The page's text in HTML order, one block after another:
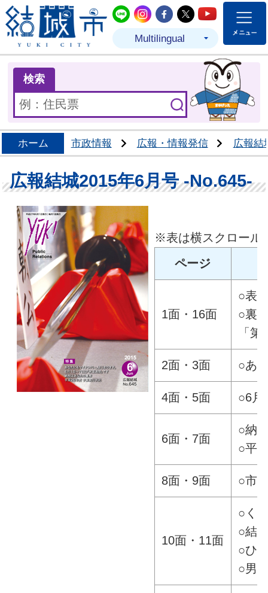
結城市公式LINE
結城市公式Instagram
結城市公式
結城市公式
結城市
Multilingual
検索
ホーム 市政情報 広報・情報発信 広報結
広報結城2015年6月号 -No.645-
※表は横スクロール
ページ
1面・16面
○表
○裏
「
2面・3面 ○あ
4面・5面 ○6月
6面・7面
○納
○平
8面・9面 ○市
10面・11面
○く
○結
○ひ
○男